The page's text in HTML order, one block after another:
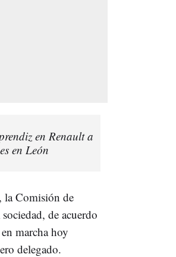
en Renault a
en León
la Comisión de
de acuerdo
marcha hoy
delegado.